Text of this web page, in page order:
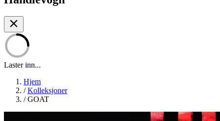
Laster inn...
Hjem
/ Kolleksjoner
/ GOAT